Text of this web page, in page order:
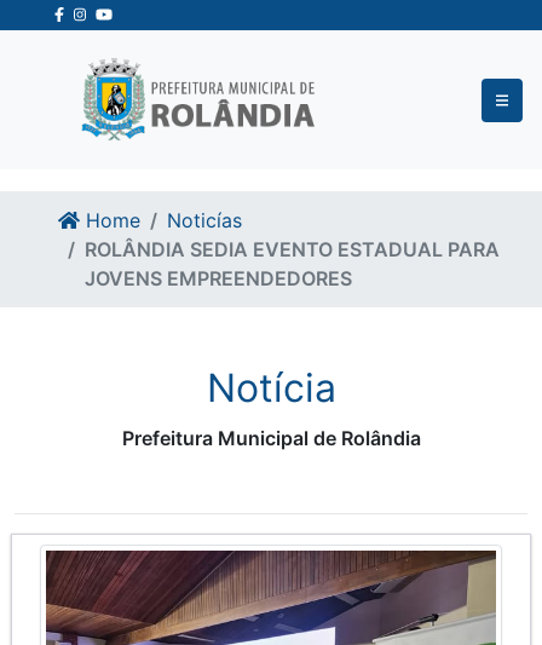
Ir para o conteudo
Ir para o fim do conteudo
Home
Noticías
ROLÂNDIA SEDIA EVENTO ESTADUAL PARA
JOVENS EMPREENDEDORES
Notícia
Prefeitura Municipal de Rolândia